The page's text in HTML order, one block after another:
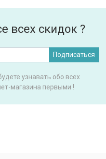
всех скидок ?
Подписаться
узнавать обо всех
магазина первыми !